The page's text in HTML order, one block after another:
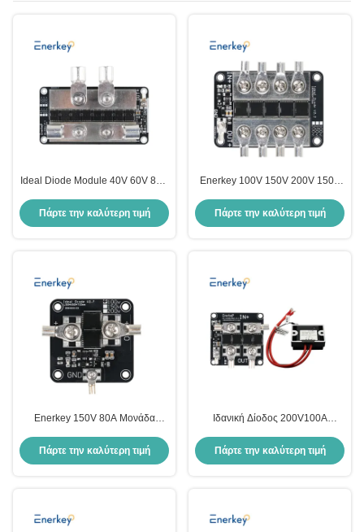
Ideal Diode Module 40V 60V 80V
photovoltaic Base Station Battery
Charger Prevent Anti-backflow
Πάρτε την καλύτερη τιμή
Enerkey 100V 150V 200V 150A
Ελέγχου Για Ηλεκτρικές
Αμαξοστοιχίες
Πάρτε την καλύτερη τιμή
Enerkey 150V 80A Μονάδα
Ρεύματος για Ηλιακή Ενέργεια,
Πάρτε την καλύτερη τιμή
Ιδανική Δίοδος 200V100A
Τροφοδοτικό Μονάδα Αντι-
Πάρτε την καλύτερη τιμή